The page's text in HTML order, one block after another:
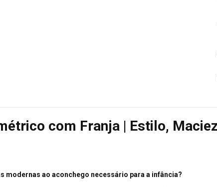
com Franja | Estilo,
modernas ao aconchego necessário para a infância?